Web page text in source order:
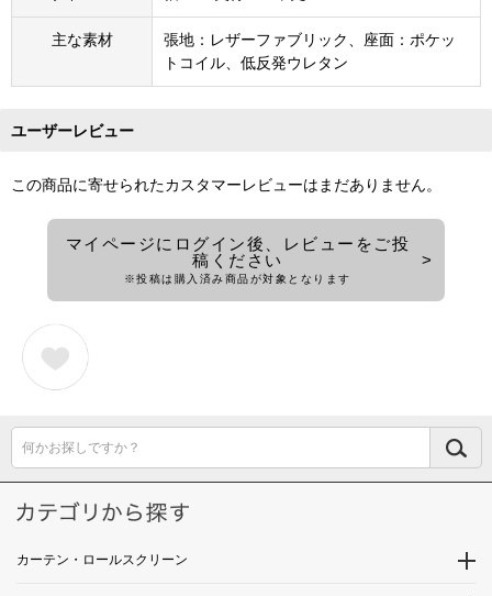
主な素材
張地：レザーファブリック、座面：ポケッ
トコイル、低反発ウレタン
ユーザーレビュー
この商品に寄せられたカスタマーレビューはまだありません。
マイページにログイン後、レビューをご投
稿ください
※投稿は購入済み商品が対象となります
何かお探しですか？
カーテン・ロールスクリーン